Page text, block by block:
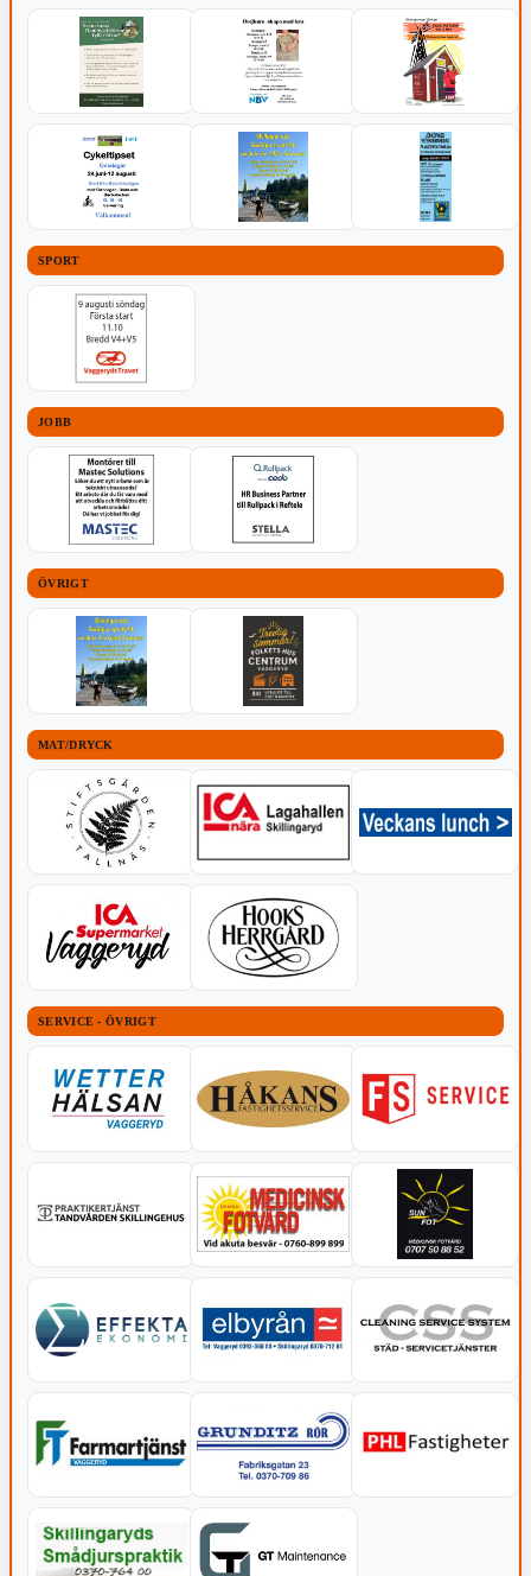
SPORT
JOBB
ÖVRIGT
MAT/DRYCK
SERVICE - ÖVRIGT